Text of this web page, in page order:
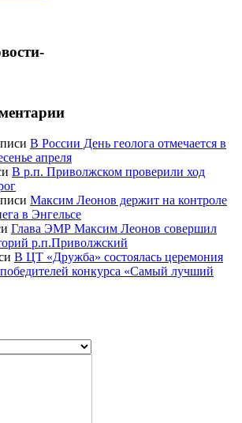
В России День геолога отмечается в
апреля
В р.п. Приволжском проверили ход
Максим Леонов держит на контроле
в Энгельсе
Глава ЭМР Максим Леонов совершил
р.п.Приволжский
В ЦТ «Дружба» состоялась церемония
конкурса «Самый лучший